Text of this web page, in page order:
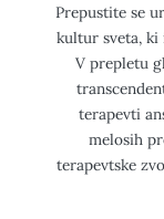
Prepustite se
kultur sveta, ki
V prepletu
terapevti
melosih
terapevtske